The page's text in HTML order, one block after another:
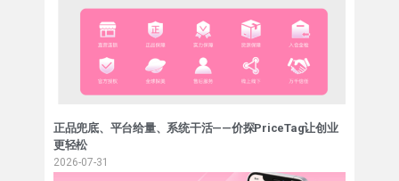
正品兜底、平台给量、系统干活——价探PriceTag让创业
更轻松
2026-07-31